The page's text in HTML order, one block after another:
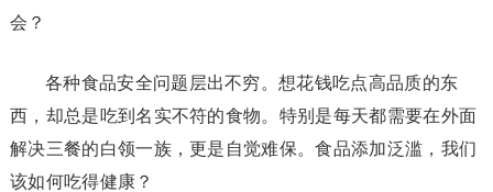
会？
各种食品安全问题层出不穷。想花钱吃点高品质的东
西，却总是吃到名实不符的食物。特别是每天都需要在外面
解决三餐的白领一族，更是自觉难保。食品添加泛滥，我们
该如何吃得健康？